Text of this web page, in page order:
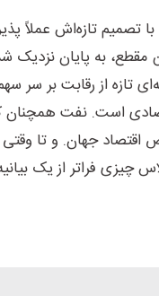
تازه‌اش عملاً
به پایان نزدیک
تازه از رقابت بر سر سهم
است. نفت همچنان
جهان. و تا وقتی
چیزی فراتر از یک